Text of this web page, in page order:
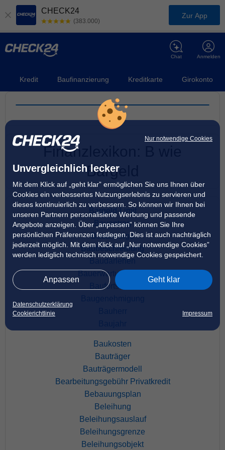
Nur notwendige Cookies
Unvergleichlich lecker
Mit dem Klick auf „geht klar” ermöglichen Sie uns Ihnen über
Cookies ein verbessertes Nutzungserlebnis zu servieren und
dieses kontinuierlich zu verbessern. So können wir Ihnen bei
unseren Partnern personalisierte Werbung und passende
Angebote anzeigen. Über „anpassen” können Sie Ihre
persönlichen Präferenzen festlegen. Dies ist auch nachträglich
jederzeit möglich. Mit dem Klick auf „Nur notwendige Cookies”
werden lediglich technisch notwendige Cookies gespeichert.
Anpassen Geht klar
Datenschutzerklärung
Cookierichtlinie
Impressum
CHECK24
(383.000)
Zur App
Anmelden
Chat
Kredit Baufinanzierung Kreditkarte Girokonto
Finanzlexikon: B wie
Bargeld
Bargeld-Limit
Bauantrag
Bauanzeige
Baubeschreibung
Baudarlehen
Bauerwartungsland
Baufortschritt
Baukosten
Bauträger
Bauträgermodell
Bearbeitungsgebühr Privatkredit
Bebauungsplan
Beleihung
Beleihungsauslauf
Beleihungsgrenze
Beleihungsobjekt